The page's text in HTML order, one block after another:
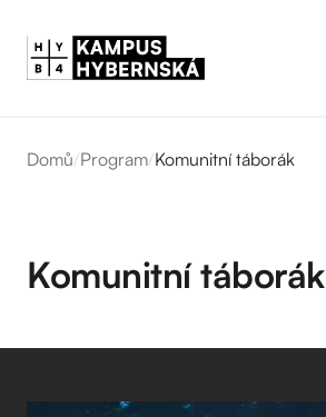
Domů/Program/Komunitní táborák
Komunitní táborák